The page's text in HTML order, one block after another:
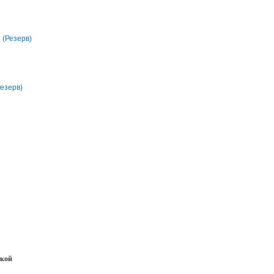
(Резерв)